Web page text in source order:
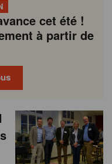
cet été !
à partir de